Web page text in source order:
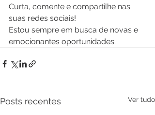
Curta, comente e compartilhe nas
suas redes sociais!
Estou sempre em busca de novas e
emocionantes oportunidades.
Posts recentes Ver tudo